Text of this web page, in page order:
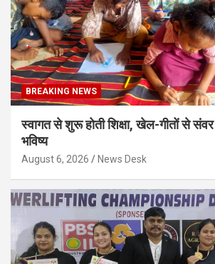
BREAKING NEWS
स्वागत से शुरू होती शिक्षा, खेल-गीतों से संवर
भविष्य
August 6, 2026 News Desk